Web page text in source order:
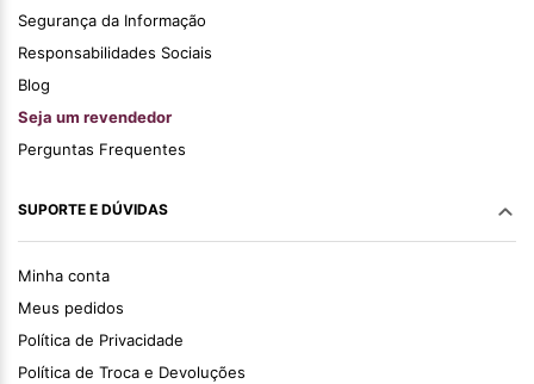
Segurança da Informação
Responsabilidades Sociais
Blog
Seja um revendedor
Perguntas Frequentes
SUPORTE E DÚVIDAS
Minha conta
Meus pedidos
Política de Privacidade
Política de Troca e Devoluções